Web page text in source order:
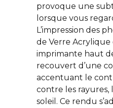
provoque une
lorsque vous
L’impression des
de Verre
imprimante haut
recouvert d’une
accentuant le
contre les rayures,
soleil. Ce rendu